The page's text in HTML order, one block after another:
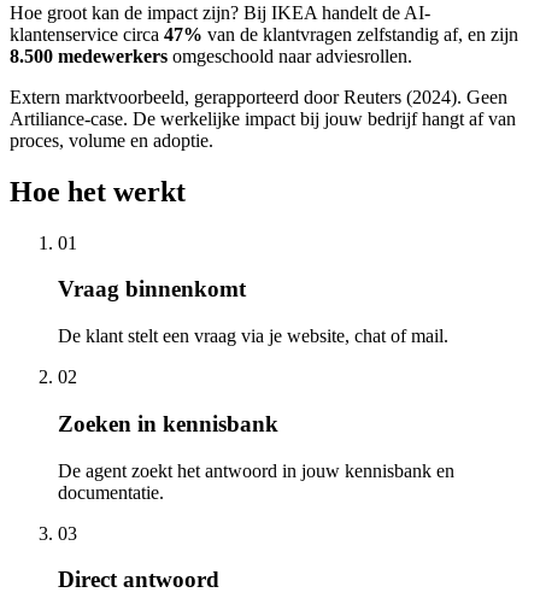
Hoe groot kan de impact zijn? Bij IKEA handelt de AI-
klantenservice circa 47% van de klantvragen zelfstandig af, en zijn
8.500 medewerkers omgeschoold naar adviesrollen.
Extern marktvoorbeeld, gerapporteerd door Reuters (2024). Geen
Artiliance-case. De werkelijke impact bij jouw bedrijf hangt af van
proces, volume en adoptie.
Hoe het werkt
01
Vraag binnenkomt
De klant stelt een vraag via je website, chat of mail.
02
Zoeken in kennisbank
De agent zoekt het antwoord in jouw kennisbank en
documentatie.
03
Direct antwoord